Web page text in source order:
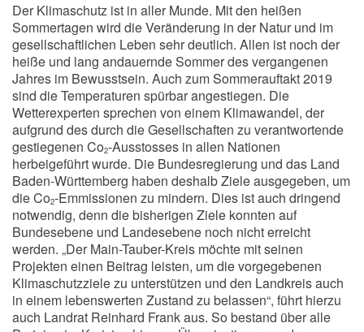
Der Klimaschutz ist in aller Munde. Mit den heißen
Sommertagen wird die Veränderung in der Natur und im
gesellschaftlichen Leben sehr deutlich. Allen ist noch der
heiße und lang andauernde Sommer des vergangenen
Jahres im Bewusstsein. Auch zum Sommerauftakt 2019
sind die Temperaturen spürbar angestiegen. Die
Wetterexperten sprechen von einem Klimawandel, der
aufgrund des durch die Gesellschaften zu verantwortende
gestiegenen Co2-Ausstosses in allen Nationen
herbeigeführt wurde. Die Bundesregierung und das Land
Baden-Württemberg haben deshalb Ziele ausgegeben, um
die Co2-Emmissionen zu mindern. Dies ist auch dringend
notwendig, denn die bisherigen Ziele konnten auf
Bundesebene und Landesebene noch nicht erreicht
werden. „Der Main-Tauber-Kreis möchte mit seinen
Projekten einen Beitrag leisten, um die vorgegebenen
Klimaschutzziele zu unterstützen und den Landkreis auch
in einem lebenswerten Zustand zu belassen“, führt hierzu
auch Landrat Reinhard Frank aus. So bestand über alle